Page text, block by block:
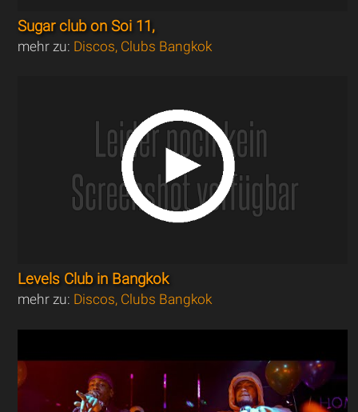
Sugar club on Soi 11,
mehr zu: Discos, Clubs Bangkok
Levels Club in Bangkok
mehr zu: Discos, Clubs Bangkok